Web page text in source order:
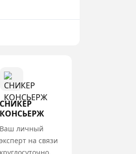
СНИКЕР
КОНСЬЕРЖ
Ваш личный
эксперт на связи
круглосуточно.